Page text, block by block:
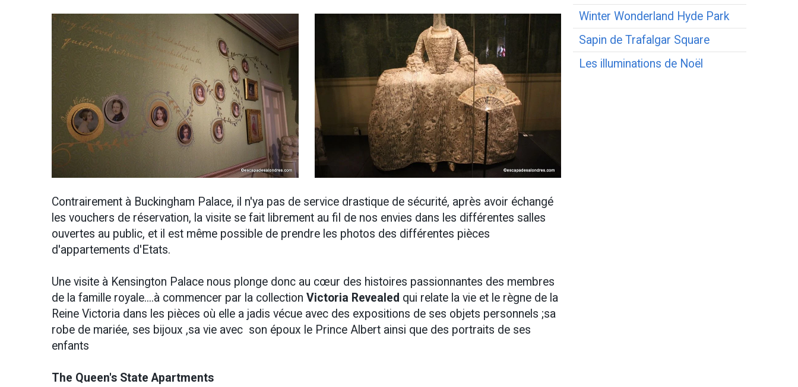
Contrairement à Buckingham Palace, il n'ya pas de service drastique de sécurité, après avoir échangé
les vouchers de réservation, la visite se fait librement au fil de nos envies dans les différentes salles
ouvertes au public, et il est même possible de prendre les photos des différentes pièces
d'appartements d'Etats.
Une visite à Kensington Palace nous plonge donc au cœur des histoires passionnantes des membres
de la famille royale....à commencer par la collection Victoria Revealed qui relate la vie et le règne de la
Reine Victoria dans les pièces où elle a jadis vécue avec des expositions de ses objets personnels ;sa
robe de mariée, ses bijoux ,sa vie avec son époux le Prince Albert ainsi que des portraits de ses
enfants
The Queen's State Apartments
Winter Wonderland Hyde Park
Sapin de Trafalgar Square
Les illuminations de Noël